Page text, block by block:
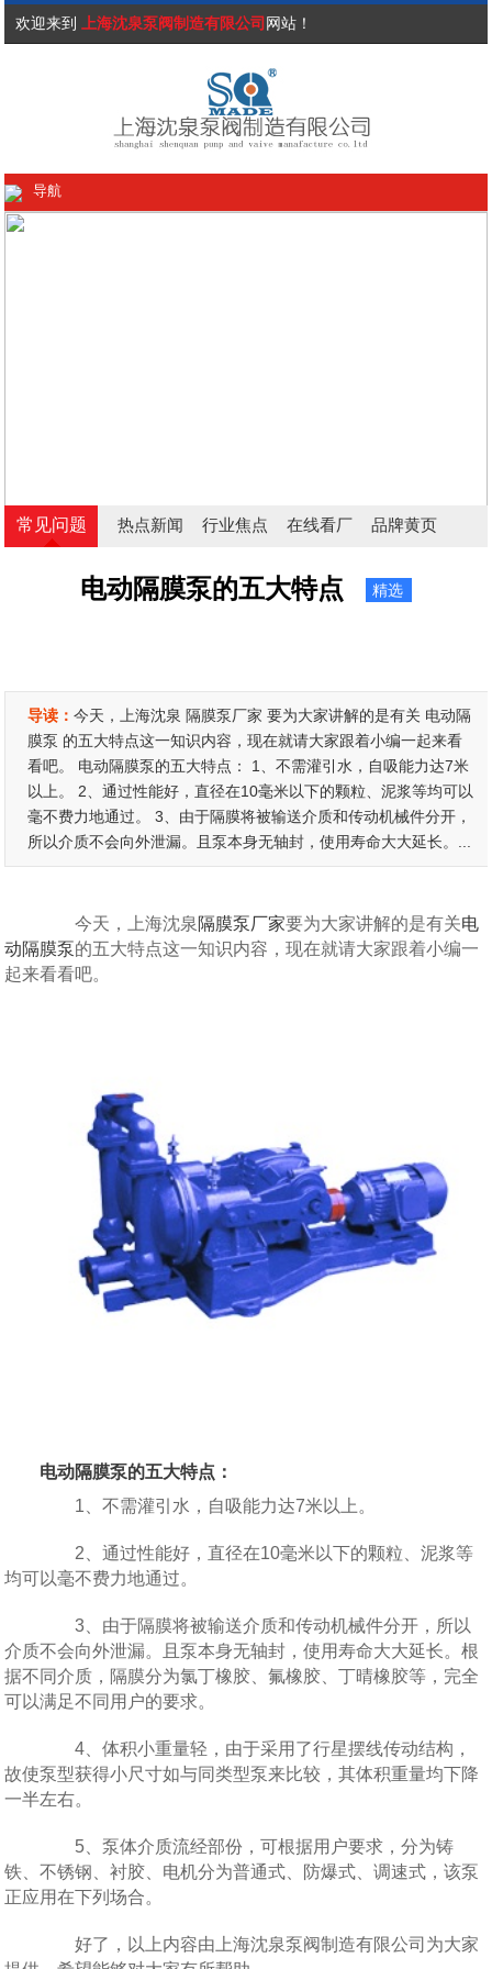
欢迎来到 上海沈泉泵阀制造有限公司 网站！
导航
常见问题 热点新闻 行业焦点 在线看厂 品牌黄页
电动隔膜泵的五大特点 精选
导读：今天，上海沈泉 隔膜泵厂家 要为大家讲解的是有关 电动隔
膜泵 的五大特点这一知识内容，现在就请大家跟着小编一起来看
看吧。 电动隔膜泵的五大特点： 1、不需灌引水，自吸能力达7米
以上。 2、通过性能好，直径在10毫米以下的颗粒、泥浆等均可以
毫不费力地通过。 3、由于隔膜将被输送介质和传动机械件分开，
所以介质不会向外泄漏。且泵本身无轴封，使用寿命大大延长。...
今天，上海沈泉 隔膜泵厂家要为大家讲解的是有关电
动隔膜泵的五大特点这一知识内容，现在就请大家跟着小编一
起来看看吧。
电动隔膜泵的五大特点：
1、不需灌引水，自吸能力达7米以上。
2、通过性能好，直径在10毫米以下的颗粒、泥浆等
均可以毫不费力地通过。
3、由于隔膜将被输送介质和传动机械件分开，所以
介质不会向外泄漏。且泵本身无轴封，使用寿命大大延长。根
据不同介质，隔膜分为氯丁橡胶、氟橡胶、丁晴橡胶等，完全
可以满足不同用户的要求。
4、体积小重量轻，由于采用了行星摆线传动结构，
故使泵型获得小尺寸如与同类型泵来比较，其体积重量均下降
一半左右。
5、泵体介质流经部份，可根据用户要求，分为铸
铁、不锈钢、衬胶、电机分为普通式、防爆式、调速式，该泵
正应用在下列场合。
好了，以上内容由上海沈泉泵阀制造有限公司为大家